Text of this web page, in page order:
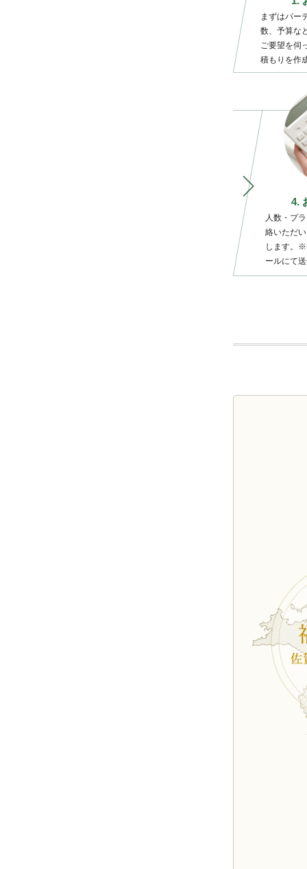
まずはパー
数、予算な
ご要望を伺
積もりを作
4.
人数・プ
絡いただ
します。※
ールにて